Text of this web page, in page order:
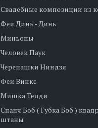
Свадебные композиции из
Феи Динь - Динь
Миньоны
Человек Паук
Черепашки Ниндзя
Феи Винкс
Мишка Тедди
Спанч Боб ( Губка Боб )
штаны